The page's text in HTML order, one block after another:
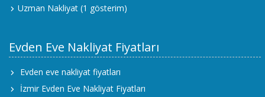
Uzman Nakliyat (1 gösterim)
Evden Eve Nakliyat Fiyatları
Evden eve nakliyat fiyatları
İzmir Evden Eve Nakliyat Fiyatları